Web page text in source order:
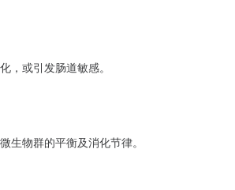
，或引发肠道敏感。
生物群的平衡及消化节律。